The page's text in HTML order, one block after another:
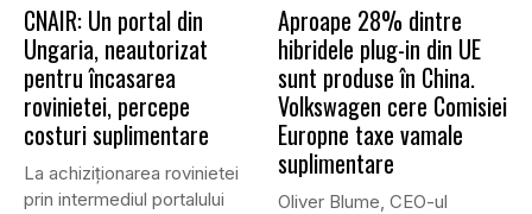
CNAIR: Un portal din
Ungaria, neautorizat
pentru încasarea
rovinietei, percepe
costuri suplimentare
La achiziționarea rovinietei
prin intermediul portalului
Aproape 28% dintre
hibridele plug-in din UE
sunt produse în China.
Volkswagen cere Comisiei
Europne taxe vamale
suplimentare
Oliver Blume, CEO-ul